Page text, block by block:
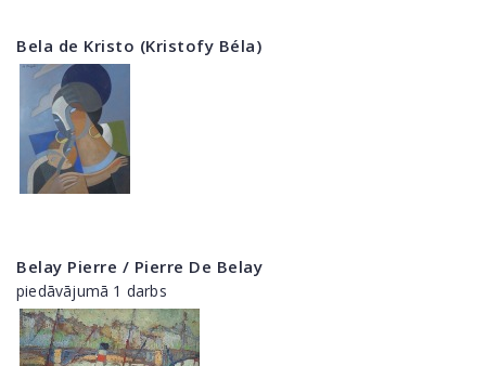
Bela de Kristo (Kristofy Béla)
Belay Pierre / Pierre De Belay
piedāvājumā 1 darbs